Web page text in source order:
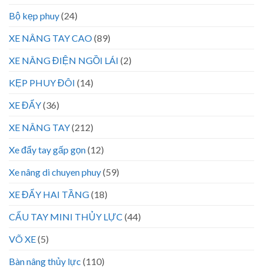
Bộ kẹp phuy(24)
XE NÂNG TAY CAO(89)
XE NÂNG ĐIỆN NGỒI LÁI (2)
KẸP PHUY ĐÔI (14)
XE ĐẨY(36)
XE NÂNG TAY(212)
Xe đẩy tay gấp gọn(12)
Xe nâng di chuyen phuy(59)
XE ĐẨY HAI TẦNG(18)
CẨU TAY MINI THỦY LỰC (44)
VÕ XE(5)
Bàn nâng thủy lực (110)